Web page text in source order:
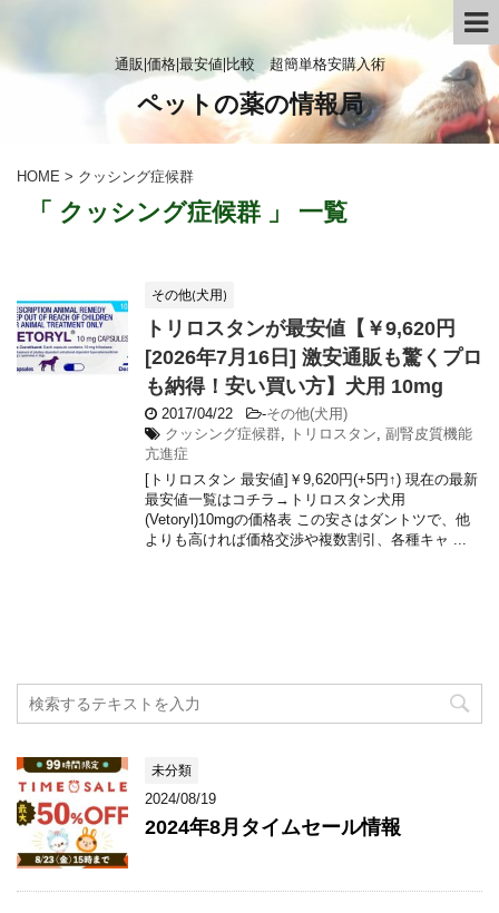
通販|価格|最安値|比較 超簡単格安購入術
ペットの薬の情報局
HOME > クッシング症候群
「 クッシング症候群 」 一覧
その他(犬用)
トリロスタンが最安値【￥9,620円
[2026年7月16日] 激安通販も驚くプロ
も納得！安い買い方】犬用 10mg
2017/04/22 -その他(犬用)
クッシング症候群, トリロスタン, 副腎皮質機能
亢進症
[トリロスタン 最安値]￥9,620円(+5円↑) 現在の最新
最安値一覧はコチラ→トリロスタン犬用
(Vetoryl)10mgの価格表 この安さはダントツで、他
よりも高ければ価格交渉や複数割引、各種キャ ...
未分類
2024/08/19
2024年8月タイムセール情報